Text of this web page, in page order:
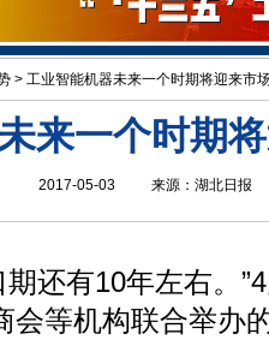
> 工业智能机器未来一个时期将迎来市
复工复产 新年首次国务院常务会议为
来一个时期
2017-05-03 来源： 湖北日报
还有10年左右。
会等机构联合举办